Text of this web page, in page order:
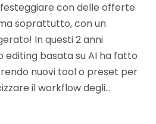
con delle offerte
soprattutto, con un
In questi 2 anni
editing basata su AI ha fatto
nuovi tool o preset per
il workflow degli…